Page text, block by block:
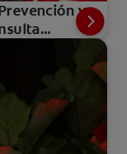
y